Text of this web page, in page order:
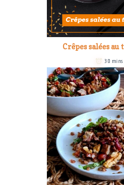
Crêpes salées
30 mins